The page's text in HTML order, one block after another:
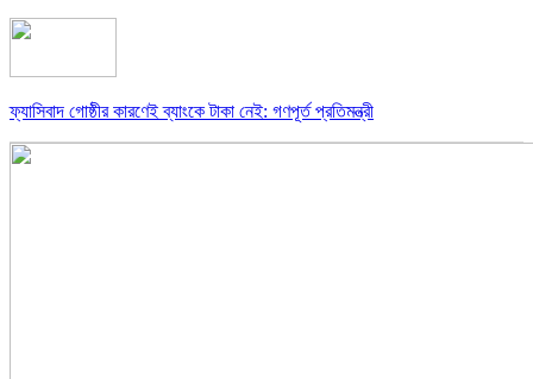
ফ্যাসিবাদ গোষ্ঠীর কারণেই ব্যাংকে টাকা নেই: গণপূর্ত প্রতিমন্ত্রী